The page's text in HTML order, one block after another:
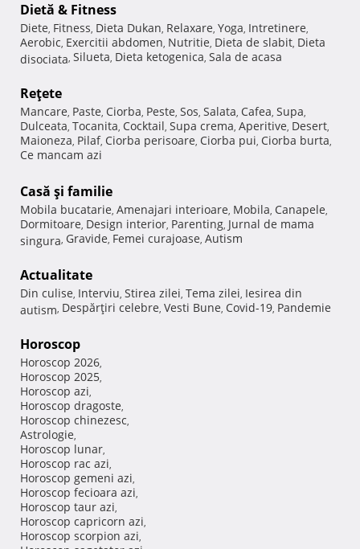
Dietă & Fitness
Diete, Fitness, Dieta Dukan, Relaxare, Yoga, Intretinere,
Aerobic, Exercitii abdomen, Nutritie, Dieta de slabit, Dieta
disociata, Silueta, Dieta ketogenica, Sala de acasa
Reţete
Mancare, Paste, Ciorba, Peste, Sos, Salata, Cafea, Supa,
Dulceata, Tocanita, Cocktail, Supa crema, Aperitive, Desert,
Maioneza, Pilaf, Ciorba perisoare, Ciorba pui, Ciorba burta,
Ce mancam azi
Casă şi familie
Mobila bucatarie, Amenajari interioare, Mobila, Canapele,
Dormitoare, Design interior, Parenting, Jurnal de mama
singura, Gravide, Femei curajoase, Autism
Actualitate
Din culise, Interviu, Stirea zilei, Tema zilei, Iesirea din
autism, Despărţiri celebre, Vesti Bune, Covid-19, Pandemie
Horoscop
Horoscop 2026,
Horoscop 2025,
Horoscop azi,
Horoscop dragoste,
Horoscop chinezesc,
Astrologie,
Horoscop lunar,
Horoscop rac azi,
Horoscop gemeni azi,
Horoscop fecioara azi,
Horoscop taur azi,
Horoscop capricorn azi,
Horoscop scorpion azi,